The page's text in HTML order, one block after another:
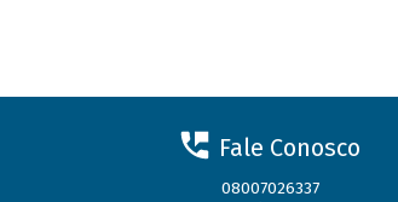
Fale Conosco
08007026337